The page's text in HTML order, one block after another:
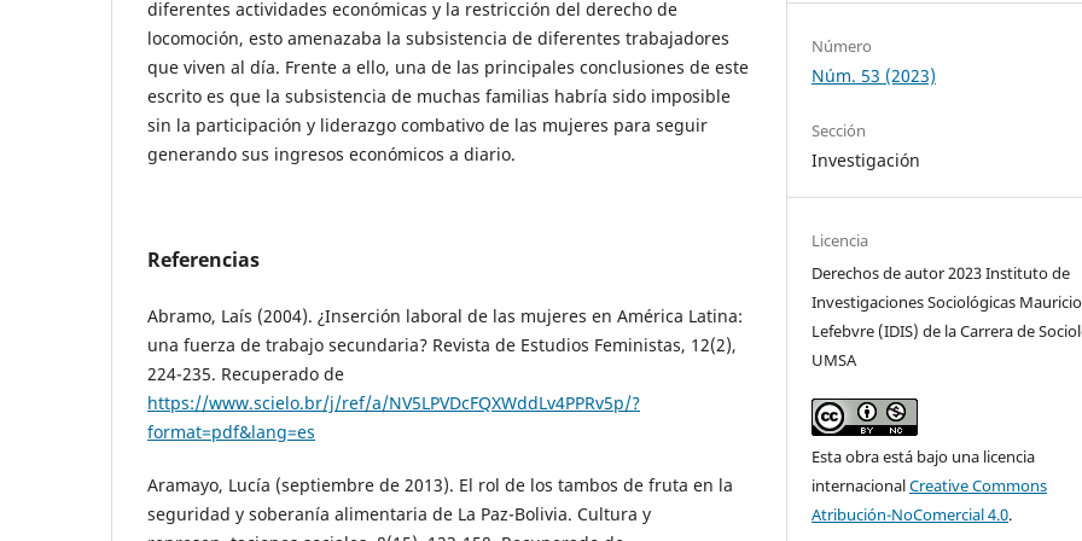
diferentes actividades económicas y la restricción del derecho de
locomoción, esto amenazaba la subsistencia de diferentes trabajadores
que viven al día. Frente a ello, una de las principales conclusiones de este
escrito es que la subsistencia de muchas familias habría sido imposible
sin la participación y liderazgo combativo de las mujeres para seguir
generando sus ingresos económicos a diario.
Referencias
Abramo, Laís (2004). ¿Inserción laboral de las mujeres en América Latina:
una fuerza de trabajo secundaria? Revista de Estudios Feministas, 12(2),
224-235. Recuperado de
https://www.scielo.br/j/ref/a/NV5LPVDcFQXWddLv4PPRv5p/?
format=pdf&lang=es
Aramayo, Lucía (septiembre de 2013). El rol de los tambos de fruta en la
seguridad y soberanía alimentaria de La Paz-Bolivia. Cultura y
Número
Núm. 53 (2023)
Sección
Investigación
Licencia
Derechos de autor 2023 Instituto de
Investigaciones Sociológicas Mauricio
Lefebvre (IDIS) de la Carrera de
UMSA
Esta obra está bajo una licencia
internacionalCreative Commons
Atribución-NoComercial 4.0.